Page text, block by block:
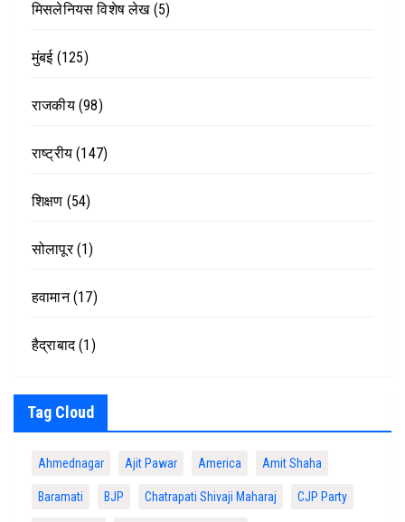
मिसलेनियस विशेष लेख(5)
मुंबई(125)
राजकीय(98)
राष्ट्रीय (147)
शिक्षण (54)
सोलापूर(1)
हवामान(17)
हैद्राबाद(1)
Tag Cloud
Ahmednagar Ajit Pawar America Amit Shaha
Baramati BJP Chatrapati Shivaji Maharaj CJP Party